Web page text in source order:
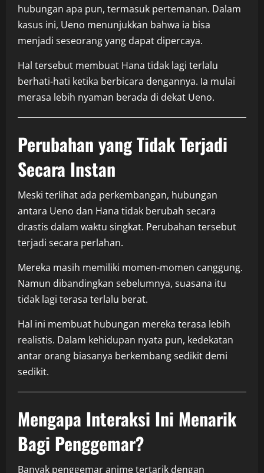
hubungan apa pun, termasuk pertemanan. Dalam
kasus ini, Ueno menunjukkan bahwa ia bisa
menjadi seseorang yang dapat dipercaya.
Hal tersebut membuat Hana tidak lagi terlalu
berhati-hati ketika berbicara dengannya. Ia mulai
merasa lebih nyaman berada di dekat Ueno.
Perubahan yang Tidak Terjadi
Secara Instan
Meski terlihat ada perkembangan, hubungan
antara Ueno dan Hana tidak berubah secara
drastis dalam waktu singkat. Perubahan tersebut
terjadi secara perlahan.
Mereka masih memiliki momen-momen canggung.
Namun dibandingkan sebelumnya, suasana itu
tidak lagi terasa terlalu berat.
Hal ini membuat hubungan mereka terasa lebih
realistis. Dalam kehidupan nyata pun, kedekatan
antar orang biasanya berkembang sedikit demi
sedikit.
Mengapa Interaksi Ini Menarik
Bagi Penggemar?
Banyak penggemar anime tertarik dengan